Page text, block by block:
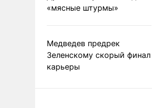
«мясные штурмы»
Медведев предрек
Зеленскому скорый финал
карьеры